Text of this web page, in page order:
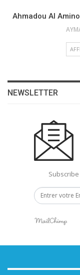
Ahmadou Al
NEWSLETTER